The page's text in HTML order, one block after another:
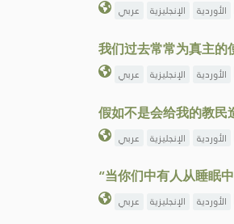
عربي الإنجليزية الأوردية
我们过去常常为真主
عربي الإنجليزية الأوردية
假如不是会给我的教民
عربي الإنجليزية الأوردية
“当你们中有人从睡眠
عربي الإنجليزية الأوردية